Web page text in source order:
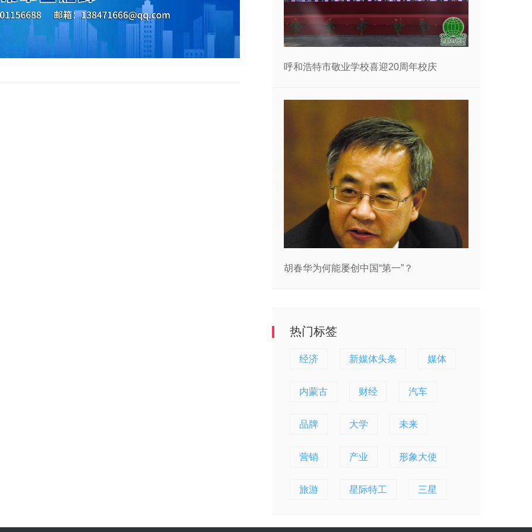
呼和浩特市敬业学校喜迎20周年校庆
胡春华为何能屡创中国“第一”？
热门标签
经济 新媒体头条 媒体
内蒙古 财经 汽车
品牌 大学 未来
营销 产业 形象大使
旅游 星际特工 三星